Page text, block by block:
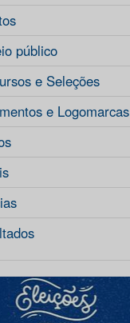
público
e Seleções
e Logomarcas